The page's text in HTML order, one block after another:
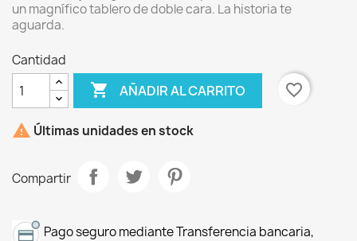
un magnífico tablero de doble cara. La historia te
aguarda.
Cantidad
 AÑADIR AL CARRITO favorite_border
 Últimas unidades en stock
Compartir
Pago seguro mediante Transferencia bancaria,